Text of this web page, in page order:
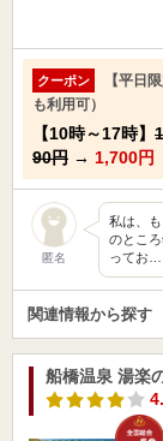
クーポン
【平日
も利用可）
【10時～17時】
90円 → 1,700円
匿名
私は、
のとこ
ってお…
関連情報から探す
船橋温泉 湯楽